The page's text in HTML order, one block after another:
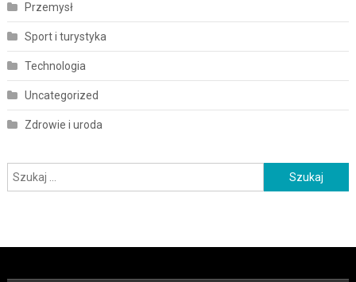
Przemysł
Sport i turystyka
Technologia
Uncategorized
Zdrowie i uroda
Szukaj: